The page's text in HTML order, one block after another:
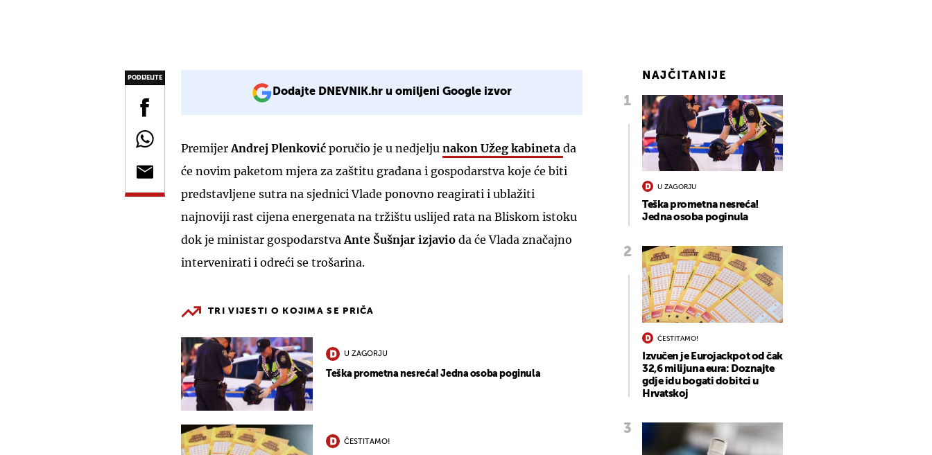
PODIJELITE
Dodajte DNEVNIK.hr u omiljeni Google izvor
Premijer Andrej Plenković poručio je u nedjelju nakon Užeg kabineta da
će novim paketom mjera za zaštitu građana i gospodarstva koje će biti
predstavljene sutra na sjednici Vlade ponovno reagirati i ublažiti
najnoviji rast cijena energenata na tržištu uslijed rata na Bliskom istoku
dok je ministar gospodarstva Ante Šušnjar izjavio da će Vlada značajno
intervenirati i odreći se trošarina.
TRI VIJESTI O KOJIMA SE PRIČA
U ZAGORJU
Teška prometna nesreća! Jedna osoba poginula
ČESTITAMO!
NAJČITANIJE
U ZAGORJU
Teška prometna nesreća!
Jedna osoba poginula
ČESTITAMO!
Izvučen je Eurojackpot od čak
32,6 milijuna eura: Doznajte
gdje idu bogati dobitci u
Hrvatskoj